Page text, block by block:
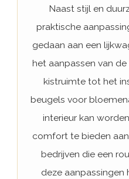
Naast stijl en
praktische
gedaan aan een
het aanpassen van
kistruimte tot het
beugels voor
interieur kan
comfort te bieden
bedrijven die een
deze aanpassingen